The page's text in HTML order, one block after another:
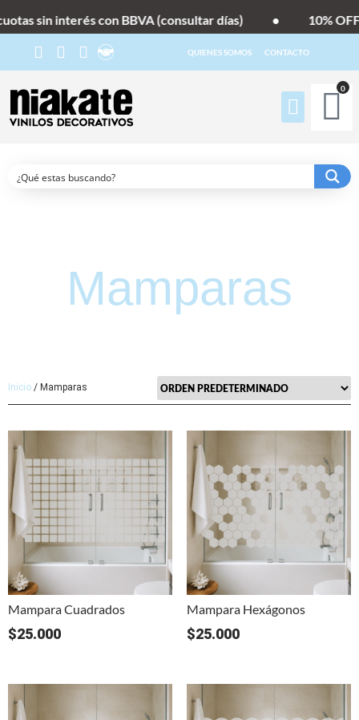
sin interés con BBVA (consultar días) 10% OFF
QUIENES SOMOS CONTACTO
0
Mamparas
Inicio / Mamparas
Mampara Cuadrados
$25.000
Mampara Hexágonos
$25.000